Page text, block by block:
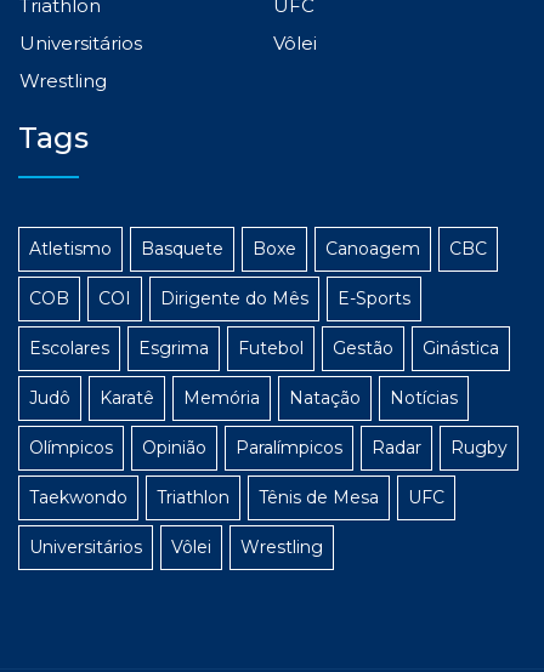
Triathlon
UFC
Universitários
Vôlei
Wrestling
Tags
Atletismo Basquete Boxe Canoagem CBC
COB COI Dirigente do Mês E-Sports
Escolares Esgrima Futebol Gestão Ginástica
Judô Karatê Memória Natação Notícias
Olímpicos Opinião Paralímpicos Radar Rugby
Taekwondo Triathlon Tênis de Mesa UFC
Universitários Vôlei Wrestling